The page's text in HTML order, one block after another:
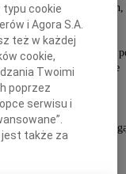
Nauk weterynaryjnych,
weterynaryjnych,
chorób nutrii.
osiągnięcia na
zaangażowanie w życie
- Weterynaryjnego.
Człowieka i Kolegę,
i koleżeńskości,
z nami wspólną
cookie
i Agora S.A.
też w każdej
cookie,
Twoimi
poprzez
serwisu i
także za